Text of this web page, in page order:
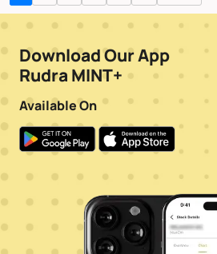
Download Our App
Rudra MINT+
Available On